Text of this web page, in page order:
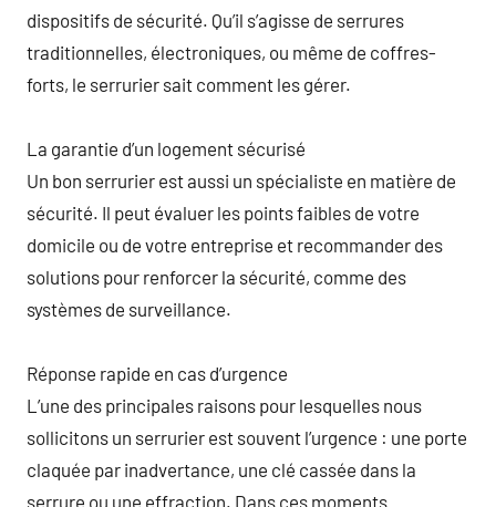
dispositifs de sécurité. Qu’il s’agisse de serrures
traditionnelles, électroniques, ou même de coffres-
forts, le serrurier sait comment les gérer.
La garantie d’un logement sécurisé
Un bon serrurier est aussi un spécialiste en matière de
sécurité. Il peut évaluer les points faibles de votre
domicile ou de votre entreprise et recommander des
solutions pour renforcer la sécurité, comme des
systèmes de surveillance.
Réponse rapide en cas d’urgence
L’une des principales raisons pour lesquelles nous
sollicitons un serrurier est souvent l’urgence : une porte
claquée par inadvertance, une clé cassée dans la
serrure ou une effraction. Dans ces moments